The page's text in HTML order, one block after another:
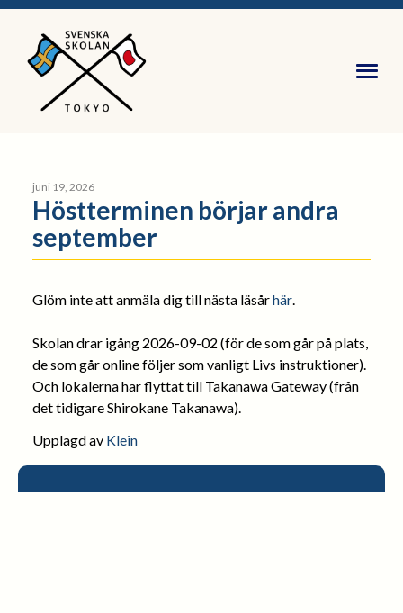
juni 19, 2026
Höstterminen börjar andra
september
Glöm inte att anmäla dig till nästa läsårhär.
Skolan drar igång 2026-09-02 (för de som går på plats,
de som går online följer som vanligt Livs instruktioner).
Och lokalerna har flyttat till Takanawa Gateway (från
det tidigare Shirokane Takanawa).
Upplagd av Klein